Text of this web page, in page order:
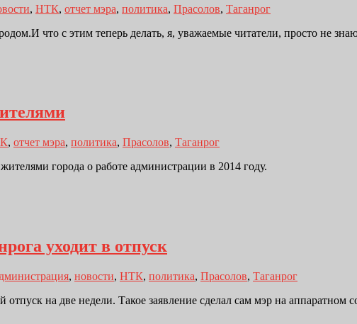
, НТК, отчет мэра, политика, Прасолов, Таганрог
что с этим теперь делать, я, уважаемые читатели, просто не
, отчет мэра, политика, Прасолов, Таганрог
города о работе администрации в 2014 году.
уходит в отпуск
, новости, НТК, политика, Прасолов, Таганрог
на две недели. Такое заявление сделал сам мэр на аппаратном